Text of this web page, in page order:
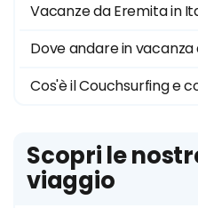
Vacanze da Eremita in
Dove andare in
Cos'è il Couchsurfing e
Scopri le
viaggio